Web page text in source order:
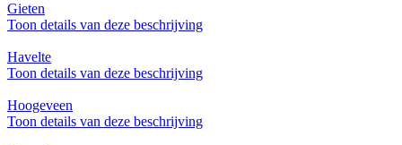
Gieten
Toon details van deze beschrijving
Havelte
Toon details van deze beschrijving
Hoogeveen
Toon details van deze beschrijving